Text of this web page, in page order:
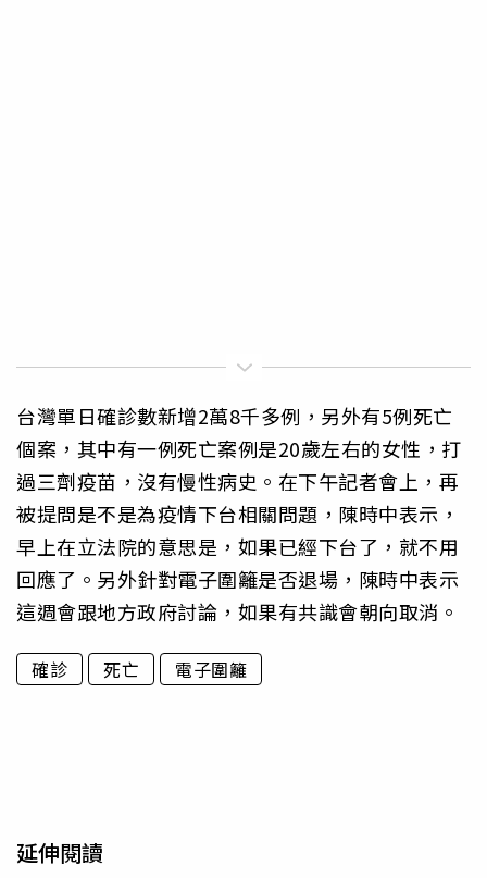
台灣單日確診數新增2萬8千多例，另外有5例死亡
個案，其中有一例死亡案例是20歲左右的女性，打
過三劑疫苗，沒有慢性病史。在下午記者會上，再
被提問是不是為疫情下台相關問題，陳時中表示，
早上在立法院的意思是，如果已經下台了，就不用
回應了。另外針對電子圍籬是否退場，陳時中表示
這週會跟地方政府討論，如果有共識會朝向取消。
確診 死亡 電子圍籬
延伸閱讀